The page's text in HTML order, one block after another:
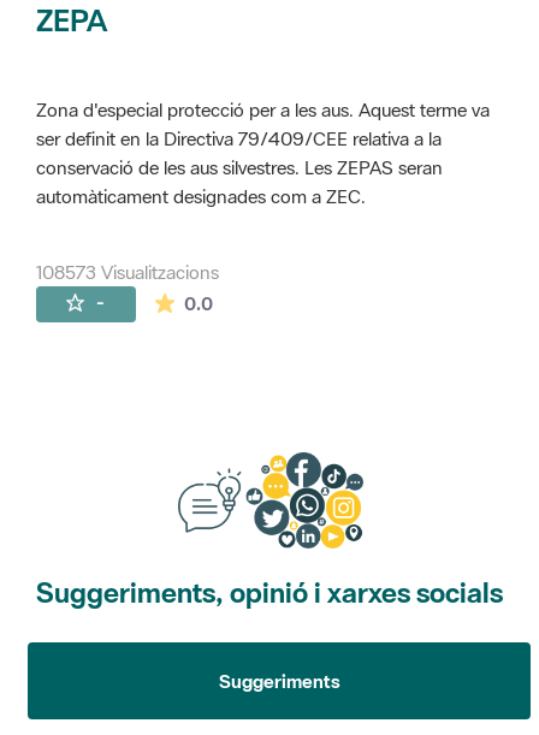
ZEPA
Zona d'especial protecció per a les aus. Aquest terme va
ser definit en la Directiva 79/409/CEE relativa a la
conservació de les aus silvestres. Les ZEPAS seran
automàticament designades com a ZEC.
108573 Visualitzacions
- 0.0La mitjana de les valoracions és de 0
Suggeriments, opinió i xarxes socials
Suggeriments